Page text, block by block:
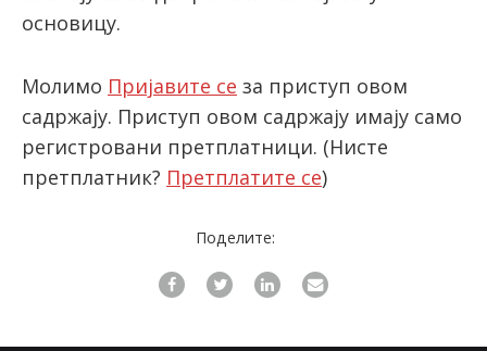
основицу.
Молимо Пријавите се за приступ овом
садржају. Приступ овом садржају имају само
регистровани претплатници. (Нисте
претплатник? Претплатите се)
Поделите: